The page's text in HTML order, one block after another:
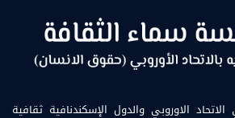
الاوروبي والدول الإسكندنافية ثقافية